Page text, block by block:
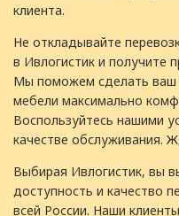
клиента.
Не откладывайте
в Ивлогистик и получите
Мы поможем сделать ваш
мебели максимально
Воспользуйтесь нашими
качестве обслуживания.
Выбирая Ивлогистик, вы
доступность и качество
всей России. Наши